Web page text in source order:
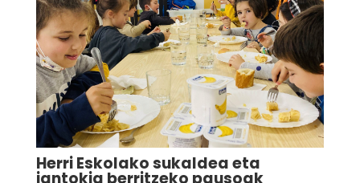
Herri Eskolako sukaldea eta
jantokia berritzeko pausoak